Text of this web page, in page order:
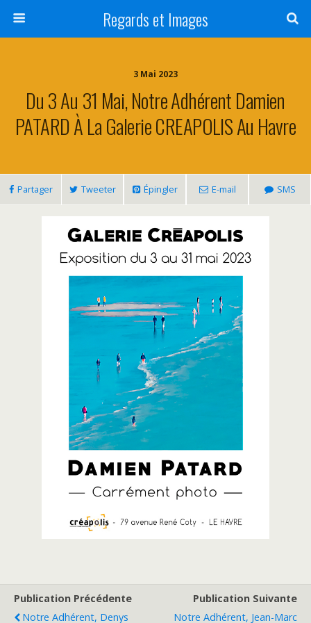
Regards et Images
3 Mai 2023
Du 3 Au 31 Mai, Notre Adhérent Damien
PATARD À La Galerie CREAPOLIS Au Havre
Partager Tweeter Épingler E-mail SMS
Publication Précédente
Notre Adhérent, Denys
Publication Suivante
Notre Adhérent, Jean-Marc